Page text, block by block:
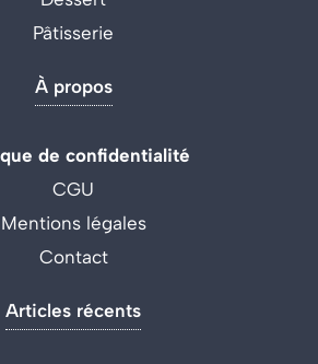
Pâtisserie
À propos
de confidentialité
CGU
Mentions légales
Contact
Articles récents